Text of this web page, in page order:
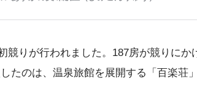
競りが行われました。187房が競りにか
たのは、温泉旅館を展開する「百楽荘」